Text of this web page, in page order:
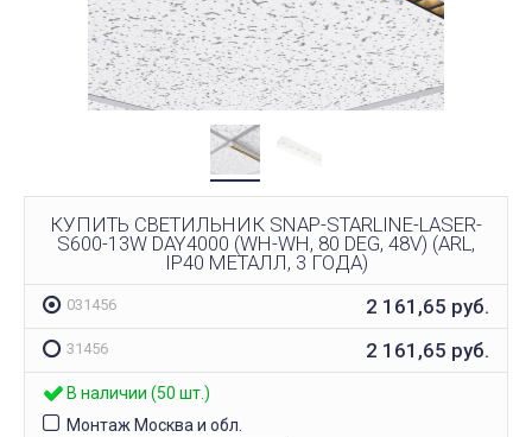
КУПИТЬ СВЕТИЛЬНИК SNAP-STARLINE-LASER-
S600-13W DAY4000 (WH-WH, 80 DEG, 48V) (ARL,
IP40 МЕТАЛЛ, 3 ГОДА)
031456 2 161,65 руб.
31456 2 161,65 руб.
В наличии (50 шт.)
Монтаж Москва и обл.